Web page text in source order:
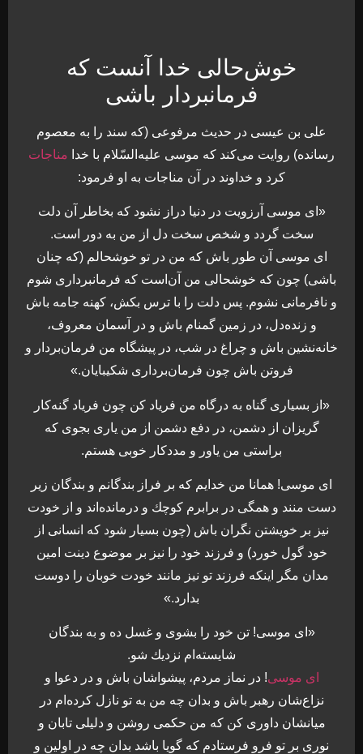
خوش‌حالی خدا آنست که
فرمانبردار باشی
على بن عيسى در حديث مرفوعى (كه سند را به معصوم
رسانده) روايت می‌كند كه موسى عليه‌السّلام با خدا مناجات
كرد و خداوند در آن مناجات به او فرمود:
«اى موسى آرزويت در دنيا دراز نشود كه بخاطر آن دلت
سخت گردد و شخص سخت دل از من به دور است.
اى موسى آن طور باش كه من در تو خوشحالم (كه چنان
باشى) چون كه خوشحالى من آن‌است كه فرمانبردارى شوم
و نافرمانى نشوم. پس دلت را با ترس بكش، كهنه جامه باش
و زنده‌دل، در زمين گمنام باش و در آسمان معروف،
خانه‏‌نشين باش و چراغ در شب، در پيشگاه من فرمان‌بردار و
فروتن باش چون فرمان‌بردارى شكيبايان.»
«از بسيارى گناه به درگاه من فرياد كن چون فرياد گنه‌كار
گريزان از دشمن، در دفع دشمن از من يارى بجوى كه
براستى من ياور و مددكار خوبى هستم.
اى موسى! همانا من خدايم كه بر فراز بندگانم و بندگان زير
دست منند و همگى در برابرم كوچك و درمانده‏‌اند و از خودت
نيز بر خويشتن نگران باش (چون بسيار شود كه انسانى از
خود گول خورد) و فرزند خود را نيز بر موضوع دينت امين
مدان مگر اينكه فرزند تو نيز مانند خودت خوبان را دوست
بدارد.»
«اى موسى! تن خود را بشوى و غسل ده و به بندگان
شايسته‏‌ام نزديك شو.
اى موسى! در نماز مردم، پيشواشان باش و در دعوا و
نزاع‌شان رهبر باش و بدان چه من به تو نازل كرده‏‌ام در
ميانشان داورى كن كه من حكمى روشن و دليلى تابان و
نورى بر تو فرو فرستادم كه گويا باشد بدان چه در اولين و